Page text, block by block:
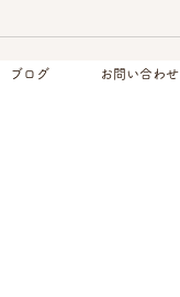
ブログ お問い合わせ